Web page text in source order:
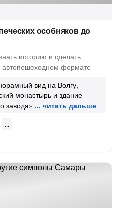
особняков до
историю и сделать
формате
вид на Волгу,
монастырь и здание
завода»